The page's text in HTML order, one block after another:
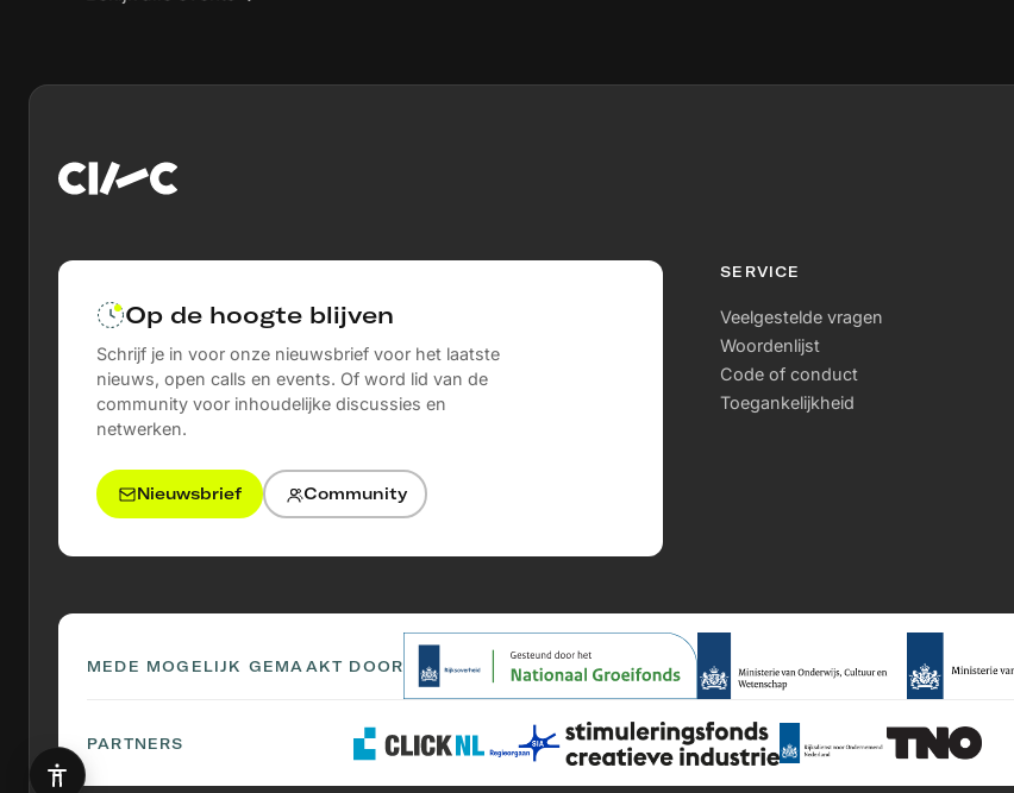
Op de hoogte blijven
Schrijf je in voor onze nieuwsbrief voor het laatste
nieuws, open calls en events. Of word lid van de
community voor inhoudelijke discussies en
netwerken.
Nieuwsbrief Community
SERVICE
Veelgestelde vragen
Woordenlijst
Code of conduct
Toegankelijkheid
MEDE MOGELIJK GEMAAKT DOOR
PARTNERS